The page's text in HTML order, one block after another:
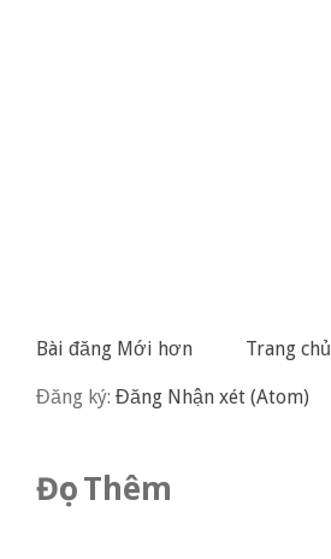
Bài đăng Mới hơn Trang chủ
Đăng ký: Đăng Nhận xét (Atom)
Đọc Thêm